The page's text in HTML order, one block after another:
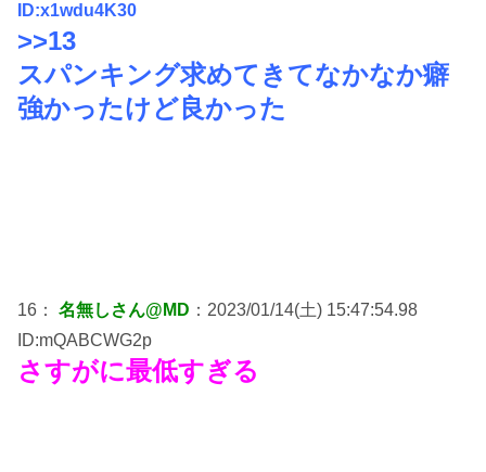
ID:x1wdu4K30
>>13
スパンキング求めてきてなかなか癖
強かったけど良かった
16： 名無しさん@MD ：2023/01/14(土) 15:47:54.98
ID:mQABCWG2p
さすがに最低すぎる